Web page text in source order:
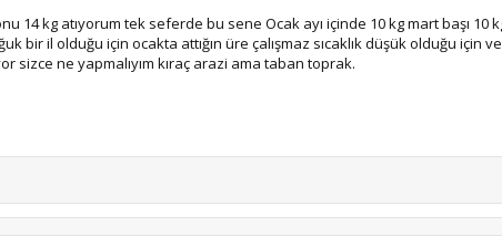
14 kg atıyorum tek seferde bu sene Ocak ayı içinde 10 kg mart başı 10
bir il olduğu için ocakta attığın üre çalışmaz sıcaklık düşük olduğu için
sizce ne yapmalıyım kıraç arazi ama taban toprak.